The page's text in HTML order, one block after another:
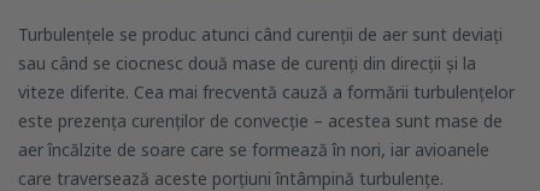
Turbulențele se produc atunci când curenții de aer sunt deviați
sau când se ciocnesc două mase de curenți din direcții și la
viteze diferite. Cea mai frecventă cauză a formării turbulențelor
este prezența curenților de convecție – acestea sunt mase de
aer încălzite de soare care se formează în nori, iar avioanele
care traversează aceste porțiuni întâmpină turbulențe.